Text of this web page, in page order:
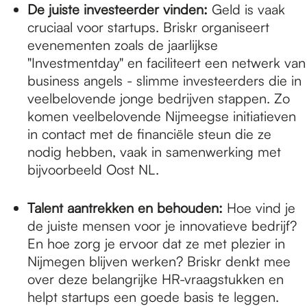
De juiste investeerder vinden: Geld is vaak
cruciaal voor startups. Briskr organiseert
evenementen zoals de jaarlijkse
"Investmentday" en faciliteert een netwerk van
business angels - slimme investeerders die in
veelbelovende jonge bedrijven stappen. Zo
komen veelbelovende Nijmeegse initiatieven
in contact met de financiële steun die ze
nodig hebben, vaak in samenwerking met
bijvoorbeeld Oost NL.
Talent aantrekken en behouden: Hoe vind je
de juiste mensen voor je innovatieve bedrijf?
En hoe zorg je ervoor dat ze met plezier in
Nijmegen blijven werken? Briskr denkt mee
over deze belangrijke HR-vraagstukken en
helpt startups een goede basis te leggen.